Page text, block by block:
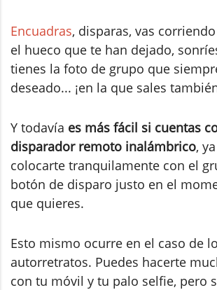
Encuadras, disparas, vas
el hueco que te han dejado,
tienes la foto de grupo que
deseado... ¡en la que sales
Y todavía es más fácil si cuentas
disparador remoto inalámbrico,
colocarte tranquilamente con el
botón de disparo justo en el
que quieres.
Esto mismo ocurre en el caso de
autorretratos. Puedes hacerte
con tu móvil y tu palo selfie, pero